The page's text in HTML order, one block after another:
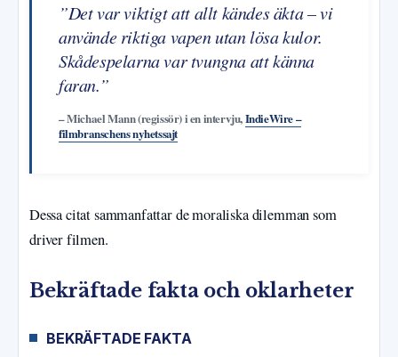
”Det var viktigt att allt kändes äkta – vi
använde riktiga vapen utan lösa kulor.
Skådespelarna var tvungna att känna
faran.”
– Michael Mann (regissör) i en intervju,IndieWire –
filmbranschens nyhetssajt
Dessa citat sammanfattar de moraliska dilemman som
driver filmen.
Bekräftade fakta och oklarheter
BEKRÄFTADE FAKTA